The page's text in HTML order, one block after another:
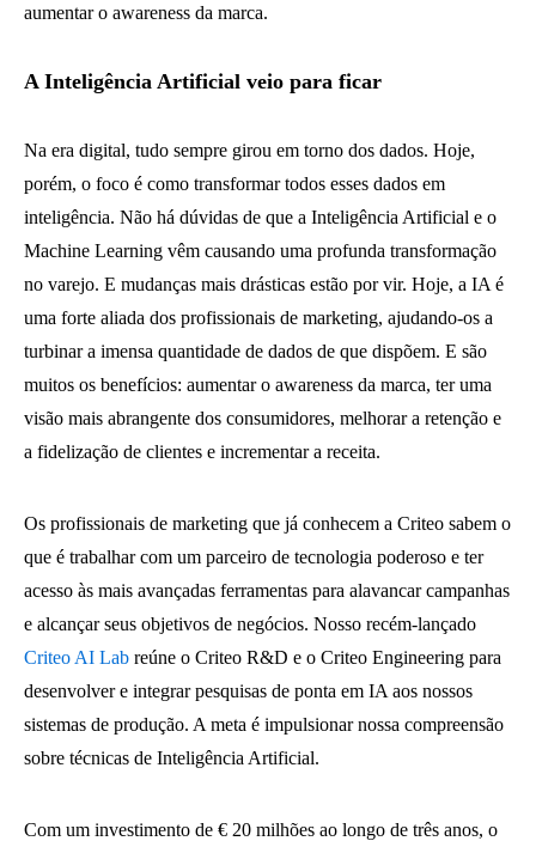
aumentar o awareness da marca.
A Inteligência Artificial veio para ficar
Na era digital, tudo sempre girou em torno dos dados. Hoje,
porém, o foco é como transformar todos esses dados em
inteligência. Não há dúvidas de que a Inteligência Artificial e o
Machine Learning vêm causando uma profunda transformação
no varejo. E mudanças mais drásticas estão por vir. Hoje, a IA é
uma forte aliada dos profissionais de marketing, ajudando-os a
turbinar a imensa quantidade de dados de que dispõem. E são
muitos os benefícios: aumentar o awareness da marca, ter uma
visão mais abrangente dos consumidores, melhorar a retenção e
a fidelização de clientes e incrementar a receita.
Os profissionais de marketing que já conhecem a Criteo sabem o
que é trabalhar com um parceiro de tecnologia poderoso e ter
acesso às mais avançadas ferramentas para alavancar campanhas
e alcançar seus objetivos de negócios. Nosso recém-lançado
Criteo AI Lab reúne o Criteo R&D e o Criteo Engineering para
desenvolver e integrar pesquisas de ponta em IA aos nossos
sistemas de produção. A meta é impulsionar nossa compreensão
sobre técnicas de Inteligência Artificial.
Com um investimento de € 20 milhões ao longo de três anos, o